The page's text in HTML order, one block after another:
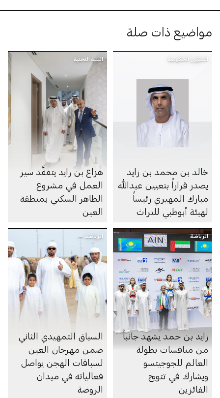
مواضيع ذات صلة
الشؤون الحكومية
خالد بن محمد بن زايد
يصدر قراراً بتعيين عبدالله
مبارك المهيري رئيساً
لهيئة أبوظبي للتراث
البنية التحتية
هزاع بن زايد يتفقَّد سير
العمل في مشروع
الظاهر السكني بمنطقة
العين
الرياضة
زايد بن حمد يشهد جانباً
من منافسات بطولة
العالم للجوجيتسو
ويشارك في تتويج
الفائزين
الرياضة
السباق التمهيدي الثاني
ضمن مهرجان العين
لسباقات الهجن يواصل
فعالياته في ميدان
الروضة